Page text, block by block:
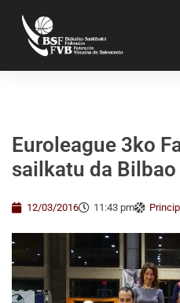
Euroleague 3ko
sailkatu da
12/03/2016 11:43 pm